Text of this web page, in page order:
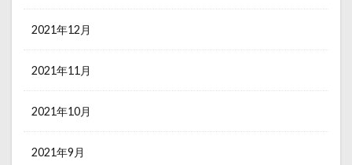
2021年12月
2021年11月
2021年10月
2021年9月